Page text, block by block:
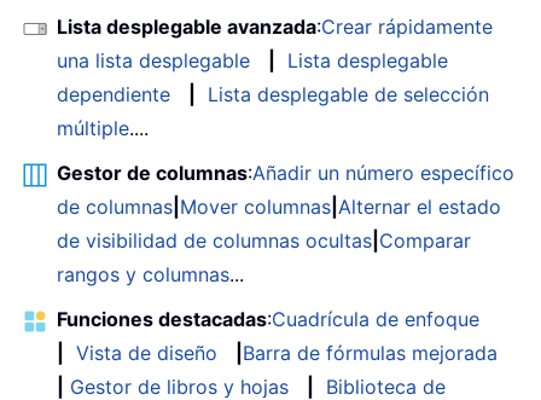
Lista desplegable avanzada:Crear rápidamente
una lista desplegable
Lista desplegable
dependiente
Lista desplegable de selección
múltiple....
Gestor de columnas:Añadir un número específico
de columnas Mover columnas Alternar el estado
de visibilidad de columnas ocultas Comparar
rangos y columnas...
Funciones destacadas:Cuadrícula de enfoque
Vista de diseño
Barra de fórmulas mejorada
Gestor de libros y hojas
Biblioteca de